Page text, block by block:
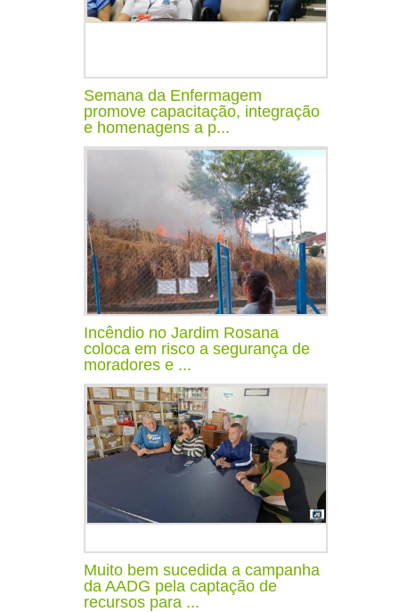
Semana da Enfermagem
promove capacitação, integração
e homenagens a p...
Incêndio no Jardim Rosana
coloca em risco a segurança de
moradores e ...
Muito bem sucedida a campanha
da AADG pela captação de
recursos para ...